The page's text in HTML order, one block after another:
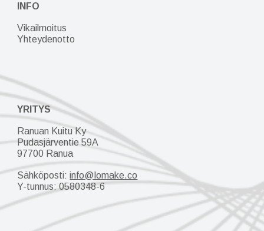
INFO
Vikailmoitus
Yhteydenotto
YRITYS
Ranuan Kuitu Ky
Pudasjärventie 59A
97700 Ranua
Sähköposti:info@lomake.co
Y-tunnus:0580348-6